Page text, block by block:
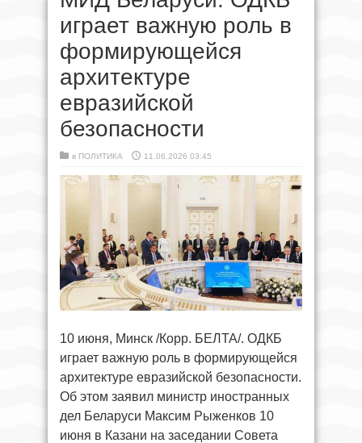
играет важную роль в
формирующейся
архитектуре
евразийской
безопасности
в ПОЛИТИКА 11.06.2026 03:45
10 июня, Минск /Корр. БЕЛТА/. ОДКБ
играет важную роль в формирующейся
архитектуре евразийской безопасности.
Об этом заявил министр иностранных
дел Беларуси Максим Рыженков 10
июня в Казани на заседании Совета